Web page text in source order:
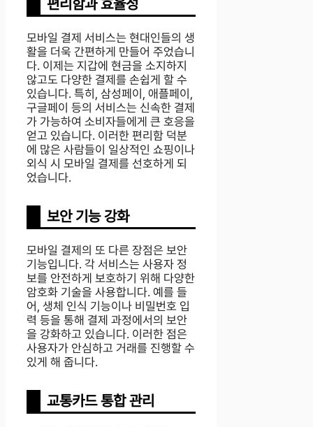
편리함과 효율성
모바일 결제 서비스는 현대인들의 생
활을 더욱 간편하게 만들어 주었습니
다. 이제는 지갑에 현금을 소지하지
않고도 다양한 결제를 손쉽게 할 수
있습니다. 특히, 삼성페이, 애플페이,
구글페이 등의 서비스는 신속한 결제
가 가능하여 소비자들에게 큰 호응을
얻고 있습니다. 이러한 편리함 덕분
에 많은 사람들이 일상적인 쇼핑이나
외식 시 모바일 결제를 선호하게 되
었습니다.
보안 기능 강화
모바일 결제의 또 다른 장점은 보안
기능입니다. 각 서비스는 사용자 정
보를 안전하게 보호하기 위해 다양한
암호화 기술을 사용합니다. 예를 들
어, 생체 인식 기능이나 비밀번호 입
력 등을 통해 결제 과정에서의 보안
을 강화하고 있습니다. 이러한 점은
사용자가 안심하고 거래를 진행할 수
있게 해 줍니다.
교통카드 통합 관리